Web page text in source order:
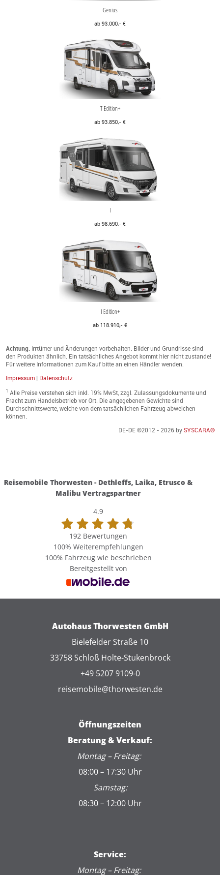
Reisemobile Thorwesten - Dethleffs, Laika, Etrusco &
Malibu Vertragspartner
4.9
192 Bewertungen
100% Weiterempfehlungen
100% Fahrzeug wie beschrieben
Bereitgestellt von
Autohaus Thorwesten GmbH
Bielefelder Straße 10
33758 Schloß Holte-Stukenbrock
+49 5207 9109-0
reisemobile@thorwesten.de
Öffnungszeiten
Beratung & Verkauf:
Montag – Freitag:
08:00 – 17:30 Uhr
Samstag:
08:30 – 12:00 Uhr
Service:
Montag – Freitag: